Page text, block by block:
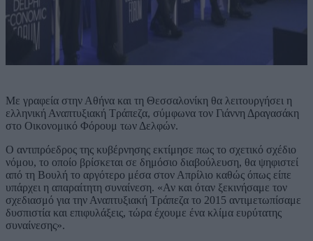
Με γραφεία στην Αθήνα και τη Θεσσαλονίκη θα λειτουργήσει η
ελληνική Αναπτυξιακή Τράπεζα, σύμφωνα τον Γιάννη Δραγασάκη
στο Οικονομικό Φόρουμ των Δελφών.
Ο αντιπρόεδρος της κυβέρνησης εκτίμησε πως το σχετικό σχέδιο
νόμου, το οποίο βρίσκεται σε δημόσιο διαβούλευση, θα ψηφιστεί
από τη Βουλή το αργότερο μέσα στον Απρίλιο καθώς όπως είπε
υπάρχει η απαραίτητη συναίνεση. «Αν και όταν ξεκινήσαμε τον
σχεδιασμό για την Αναπτυξιακή Τράπεζα το 2015 αντιμετωπίσαμε
δυσπιστία και επιφυλάξεις, τώρα έχουμε ένα κλίμα ευρύτατης
συναίνεσης».